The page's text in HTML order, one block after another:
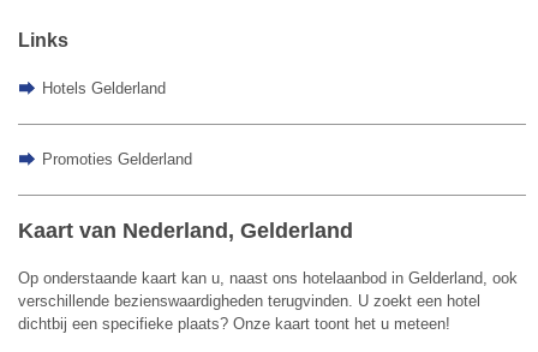
Links
Hotels Gelderland
Promoties Gelderland
Kaart van Nederland, Gelderland
Op onderstaande kaart kan u, naast ons hotelaanbod in Gelderland, ook
verschillende bezienswaardigheden terugvinden. U zoekt een hotel
dichtbij een specifieke plaats? Onze kaart toont het u meteen!